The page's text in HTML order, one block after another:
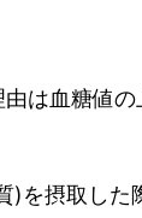
は血糖値の
)を摂取した